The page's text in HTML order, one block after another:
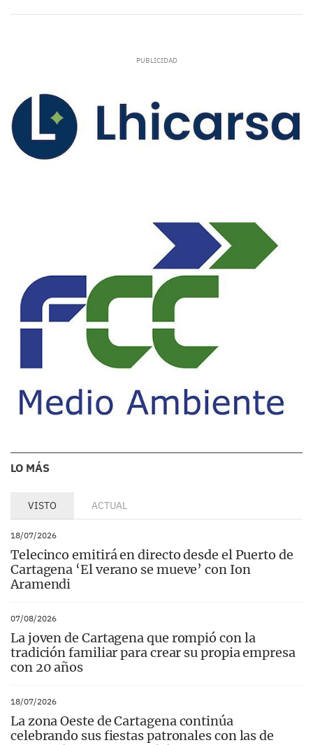
LO MÁS
VISTO ACTUAL
18/07/2026
Telecinco emitirá en directo desde el Puerto de
Cartagena ‘El verano se mueve’ con Ion
Aramendi
07/08/2026
La joven de Cartagena que rompió con la
tradición familiar para crear su propia empresa
con 20 años
18/07/2026
La zona Oeste de Cartagena continúa
celebrando sus fiestas patronales con las de